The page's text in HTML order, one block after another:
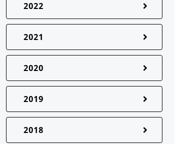
2022
2021
2020
2019
2018